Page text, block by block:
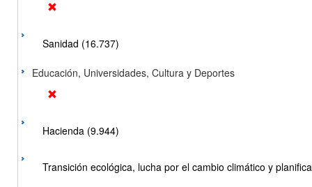
Sanidad (16.737)
Educación, Universidades, Cultura y Deportes
Hacienda (9.944)
Transición ecológica, lucha por el cambio climático y